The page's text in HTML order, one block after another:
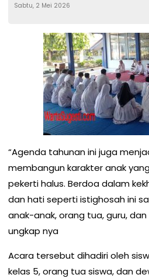
Sabtu, 2 Mei 2026
“Agenda tahunan ini juga
membangun karakter anak
pekerti halus. Berdoa dalam
dan hati seperti istighosah ini
anak-anak, orang tua, guru,
ungkap nya
Acara tersebut dihadiri oleh
kelas 5, orang tua siswa, dan